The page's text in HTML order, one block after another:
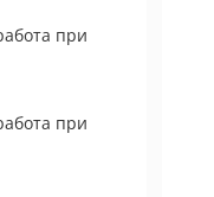
при
при